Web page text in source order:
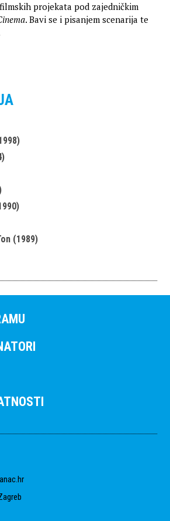
projekata pod zajedničkim
. Bavi se i pisanjem scenarija te
(1989)